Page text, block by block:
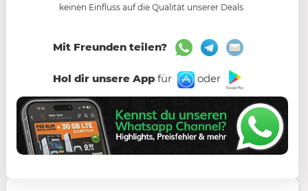
keinen Einfluss auf die Qualität unserer Deals.
Mit Freunden teilen?
Hol dir unsere Appfür oder